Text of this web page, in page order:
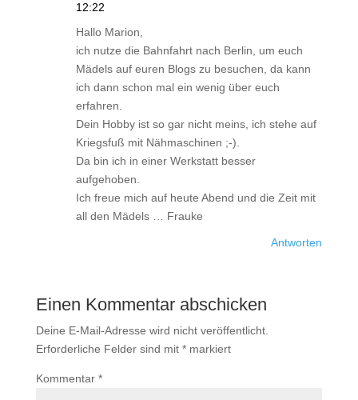
12:22
Hallo Marion,
ich nutze die Bahnfahrt nach Berlin, um euch
Mädels auf euren Blogs zu besuchen, da kann
ich dann schon mal ein wenig über euch
erfahren.
Dein Hobby ist so gar nicht meins, ich stehe auf
Kriegsfuß mit Nähmaschinen ;-).
Da bin ich in einer Werkstatt besser
aufgehoben.
Ich freue mich auf heute Abend und die Zeit mit
all den Mädels … Frauke
Antworten
Einen Kommentar abschicken
Deine E-Mail-Adresse wird nicht veröffentlicht.
Erforderliche Felder sind mit *markiert
Kommentar *